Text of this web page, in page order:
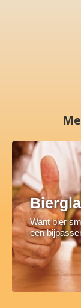
Want bier
een